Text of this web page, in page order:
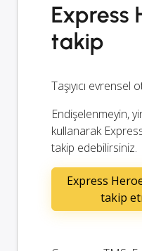
Express
takip
Taşıyıcı evrensel
Endişelenmeyin,
kullanarak
takip edebilirsiniz.
Express
takip